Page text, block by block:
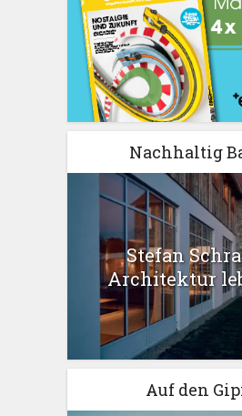
Nachhaltig
Stefan
Architektur
Auf den